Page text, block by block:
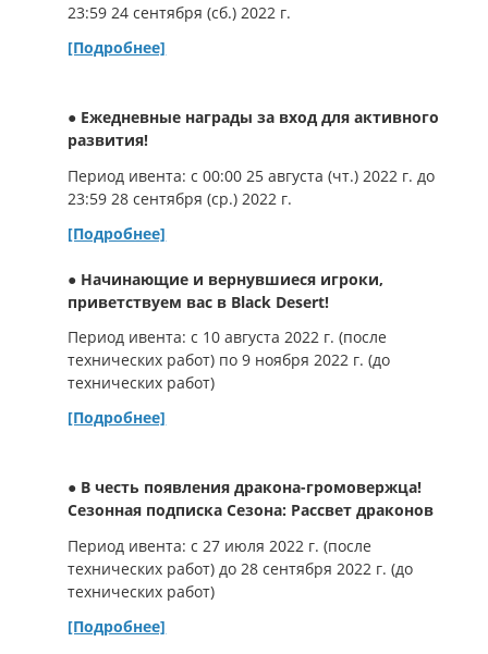
23:59 24 сентября (сб.) 2022 г.
[Подробнее]
● Ежедневные награды за вход для активного
развития!
Период ивента: с 00:00 25 августа (чт.) 2022 г. до
23:59 28 сентября (ср.) 2022 г.
[Подробнее]
● Начинающие и вернувшиеся игроки,
приветствуем вас в Black Desert!
Период ивента: с 10 августа 2022 г. (после
технических работ) по 9 ноября 2022 г. (до
технических работ)
[Подробнее]
● В честь появления дракона-громовержца!
Сезонная подписка Сезона: Рассвет драконов
Период ивента: с 27 июля 2022 г. (после
технических работ) до 28 сентября 2022 г. (до
технических работ)
[Подробнее]